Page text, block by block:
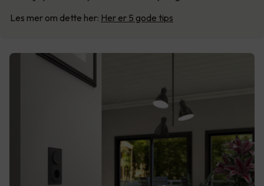
Les mer om dette her: Her er 5 gode tips